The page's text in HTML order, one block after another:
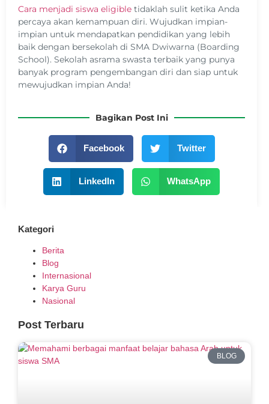
Cara menjadi siswa eligible tidaklah sulit ketika Anda
percaya akan kemampuan diri. Wujudkan impian-
impian untuk mendapatkan pendidikan yang lebih
baik dengan bersekolah di SMA Dwiwarna (Boarding
School). Sekolah asrama swasta terbaik yang punya
banyak program pengembangan diri dan siap untuk
mewujudkan impian Anda!
Bagikan Post Ini
Facebook Twitter
LinkedIn WhatsApp
Kategori
Berita
Blog
Internasional
Karya Guru
Nasional
Post Terbaru
BLOG